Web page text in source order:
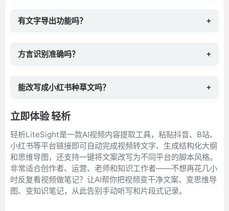
有文字导出功能吗？ +
方言识别准确吗？ +
能改写成小红书种草文吗？ +
立即体验 轻析
轻析LiteSight是一款AI视频内容提取工具，粘贴抖音、B站、
小红书等平台链接即可自动完成视频转文字、生成结构化大纲
和思维导图，还支持一键将文案改写为不同平台的脚本风格。
非常适合创作者、运营、老师和知识工作者——不想再花几小
时反复看视频做笔记？让AI帮你把视频变干净文案、变思维导
图、变知识笔记，从此告别手动听写和片段式记录。